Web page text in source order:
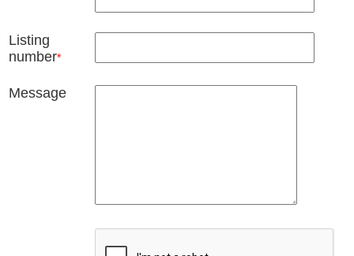
Listing
number*
Message